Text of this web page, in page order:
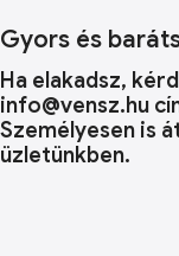
Gyors és
Ha elakadsz,
info@vensz.hu
Személyesen is
üzletünkben.